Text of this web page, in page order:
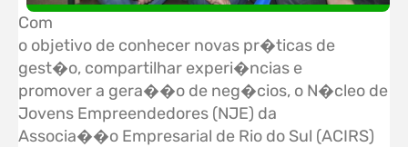
Com
o objetivo de conhecer novas pr�ticas de
gest�o, compartilhar experi�ncias e
promover a gera��o de neg�cios, o N�cleo de
Jovens Empreendedores (NJE) da
Associa��o Empresarial de Rio do Sul (ACIRS)